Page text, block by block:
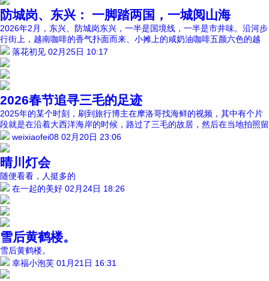
防城岗、东兴： 一脚踏两国，一城阅山海
2026年2月，东兴、防城岗东兴，一半是国境线，一半是市井味。沿河步
行街上，越南咖啡的香气扑面而来、小摊上的咸奶油咖啡五颜六色的越
落花初见 02月25日 10:17
2026春节追寻三毛的足迹
2025年的某个时刻，刷到旅行博主在摩洛哥找海鲜的视频，其中有个片
段就是在沿着大西洋海岸的时候，路过了三毛的故居，然后在当地拍照留
weixiaofei08 02月20日 23:06
晴川灯会
随便看看，人挺多的
在一起的美好 02月24日 18:26
雪后黄鹤楼。
雪后黄鹤楼。
幸福小泡芙 01月21日 16:31